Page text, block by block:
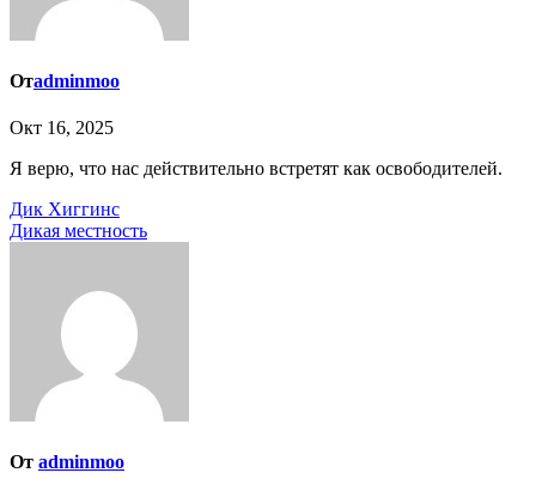
Отadminmoo
Окт 16, 2025
Я верю, что нас действительно встретят как освободителей.
Навигация
по
Дик Хиггинс
Дикая местность
От adminmoo